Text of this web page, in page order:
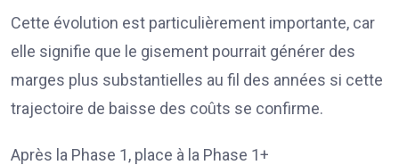
Cette évolution est particulièrement importante, car
elle signifie que le gisement pourrait générer des
marges plus substantielles au fil des années si cette
trajectoire de baisse des coûts se confirme.
Après la Phase 1, place à la Phase 1+